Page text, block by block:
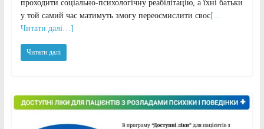
проходити соціально-психологічну реабілітацію, а їхні батьки
у той самий час матимуть змогу переосмислити своє[…
Читати далі…]
Читати далі